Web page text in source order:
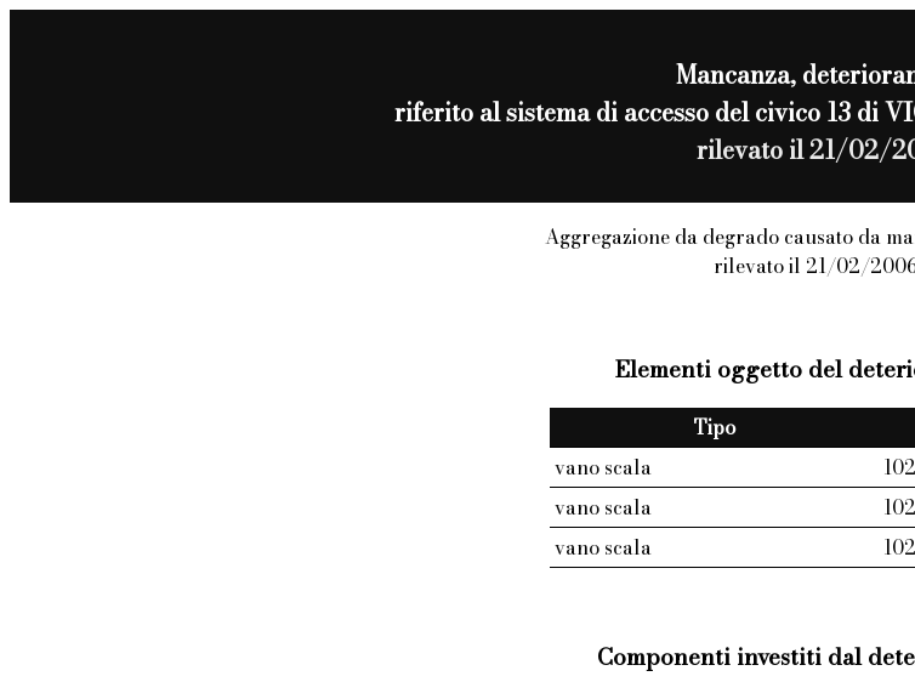
Mancanza,
riferito al sistema di accesso del civico 13 di
rilevato il 21/02/
Aggregazione da degrado causato da
rilevato il 21/02/
Elementi oggetto del
Tipo
vano scala
vano scala
vano scala
Componenti investiti dal